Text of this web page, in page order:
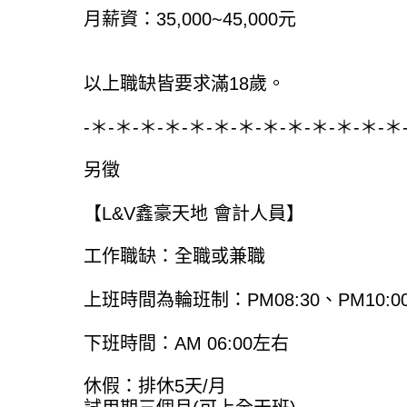
月薪資：35,000~45,000元
以上職缺皆要求滿18歲。
-＊-＊-＊-＊-＊-＊-＊-＊-＊-＊-＊-＊-＊
另徵
【L&V鑫豪天地 會計人員】
工作職缺：全職或兼職
上班時間為輪班制：PM08:30、
下班時間：AM 06:00左右
休假：排休5天/月